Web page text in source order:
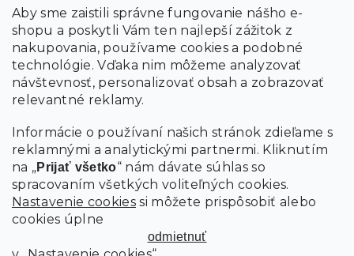
Aby sme zaistili správne fungovanie nášho e-
shopu a poskytli Vám ten najlepší zážitok z
nakupovania, používame cookies a podobné
technológie. Vďaka nim môžeme analyzovať
návštevnosť, personalizovať obsah a zobrazovať
relevantné reklamy.
Informácie o používaní našich stránok zdieľame s
reklamnými a analytickými partnermi. Kliknutím
na „Prijať všetko“ nám dávate súhlas so
spracovaním všetkých voliteľných cookies.
Nastavenie cookies si môžete prispôsobiť alebo
cookies úplne
odmietnuť
Vložením údajov súhlasíte s podmienkami ochrany
osobných údajov
PRIHLÁSIŤ SA